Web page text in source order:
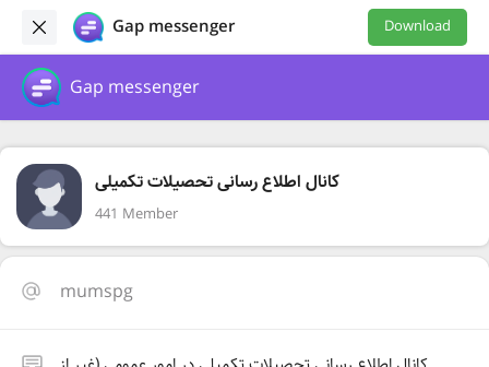
Gap messenger Download
Gap messenger
کانال اطلاع رسانی تحصیلات تکمیلی
441 Member
mumspg